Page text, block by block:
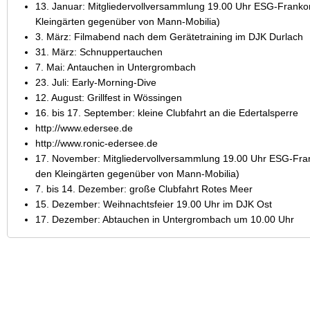
13. Januar: Mitgliedervollversammlung 19.00 Uhr ESG-
Kleingärten gegenüber von Mann-Mobilia)
3. März: Filmabend nach dem Gerätetraining im DJK Durlach
31. März: Schnuppertauchen
7. Mai: Antauchen in Untergrombach
23. Juli: Early-Morning-Dive
12. August: Grillfest in Wössingen
16. bis 17. September: kleine Clubfahrt an die Edertalsperre
http://www.edersee.de
http://www.ronic-edersee.de
17. November: Mitgliedervollversammlung 19.00 Uhr ESG-
den Kleingärten gegenüber von Mann-Mobilia)
7. bis 14. Dezember: große Clubfahrt Rotes Meer
15. Dezember: Weihnachtsfeier 19.00 Uhr im DJK Ost
17. Dezember: Abtauchen in Untergrombach um 10.00 Uhr